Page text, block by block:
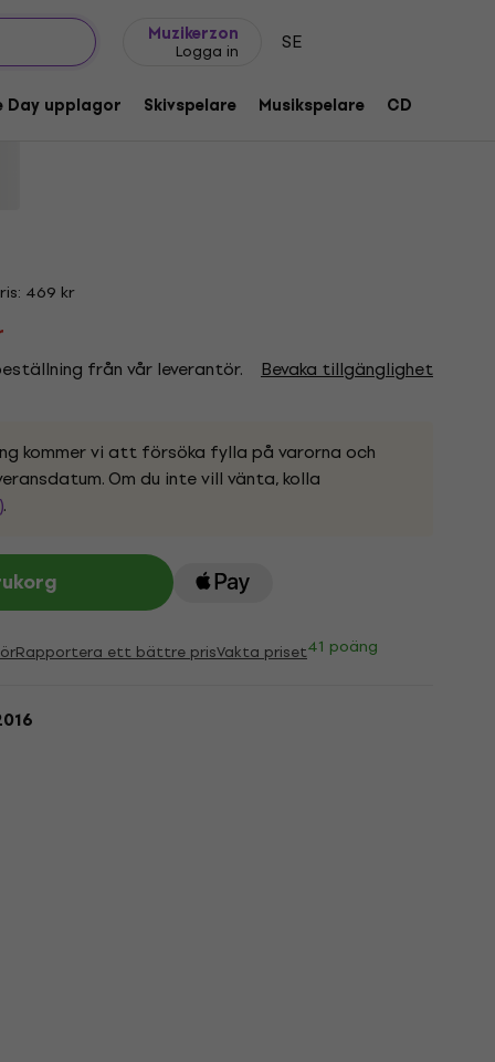
Muzikerzon
Logga in SE
Day upplagor Skivspelare Musikspelare CD
(LP)
1219777
469 kr
från vår leverantör. Bevaka tillgänglighet
kommer vi att försöka fylla på varorna och
Om du inte vill vänta, kolla
.
Rapportera ett bättre prisVakta priset41 poäng